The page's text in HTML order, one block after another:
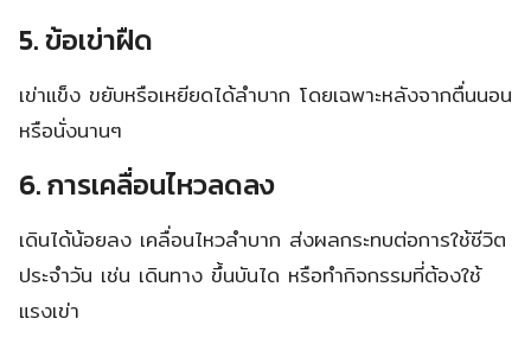
5.ข้อเข่าฝืด
เข่าแข็ง ขยับหรือเหยียดได้ลำบาก โดยเฉพาะหลังจากตื่นนอน
หรือนั่งนานๆ
6.การเคลื่อนไหวลดลง
เดินได้น้อยลง เคลื่อนไหวลำบาก ส่งผลกระทบต่อการใช้ชีวิต
ประจำวัน เช่น เดินทาง ขึ้นบันได หรือทำกิจกรรมที่ต้องใช้
แรงเข่า